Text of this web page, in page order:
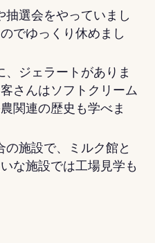
抽選会をやっていまし
でゆっくり休めまし
、ジェラートがありま
さんはソフトクリーム
関連の歴史も学べま
の施設で、ミルク館と
な施設では工場見学も